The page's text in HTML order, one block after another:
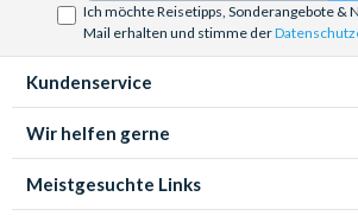
Ich möchte Reisetipps, Sonderangebote &
Mail erhalten und stimme der
Kundenservice
Wir helfen gerne
Meistgesuchte Links